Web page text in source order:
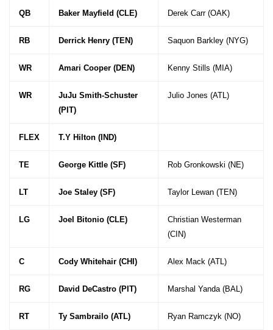
QB Baker Mayfield (CLE) Derek Carr (OAK)
RB Derrick Henry (TEN) Saquon Barkley (NYG)
WR Amari Cooper (DEN) Kenny Stills (MIA)
WR
JuJu Smith-Schuster
(PIT)
Julio Jones (ATL)
FLEX T.Y Hilton (IND)
TE George Kittle (SF) Rob Gronkowski (NE)
LT Joe Staley (SF) Taylor Lewan (TEN)
LG Joel Bitonio (CLE)
Christian Westerman
(CIN)
C Cody Whitehair (CHI) Alex Mack (ATL)
RG David DeCastro (PIT) Marshal Yanda (BAL)
RT Ty Sambrailo (ATL) Ryan Ramczyk (NO)